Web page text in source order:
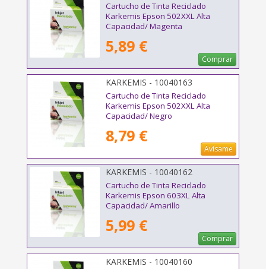
Cartucho de Tinta Reciclado
Karkemis Epson 502XXL Alta
Capacidad/ Magenta
5,89 €
Comprar
KARKEMIS - 10040163
Cartucho de Tinta Reciclado
Karkemis Epson 502XXL Alta
Capacidad/ Negro
8,79 €
Avísame
KARKEMIS - 10040162
Cartucho de Tinta Reciclado
Karkemis Epson 603XL Alta
Capacidad/ Amarillo
5,99 €
Comprar
KARKEMIS - 10040160